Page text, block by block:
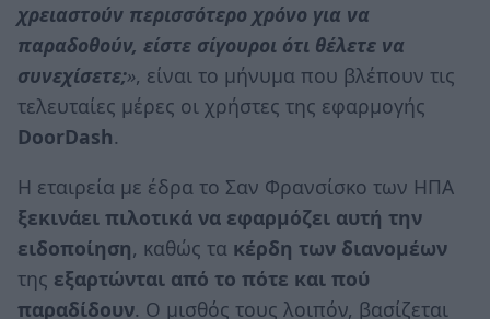
χρειαστούν περισσότερο χρόνο για να
παραδοθούν, είστε σίγουροι ότι θέλετε να
συνεχίσετε;», είναι το μήνυμα που βλέπουν τις
τελευταίες μέρες οι χρήστες της εφαρμογής
DoorDash.
Η εταιρεία με έδρα το Σαν Φρανσίσκο των ΗΠΑ
ξεκινάει πιλοτικά να εφαρμόζει αυτή την
ειδοποίηση, καθώς τα κέρδη των διανομέων
της εξαρτώνται από το πότε και πού
παραδίδουν. Ο μισθός τους λοιπόν, βασίζεται